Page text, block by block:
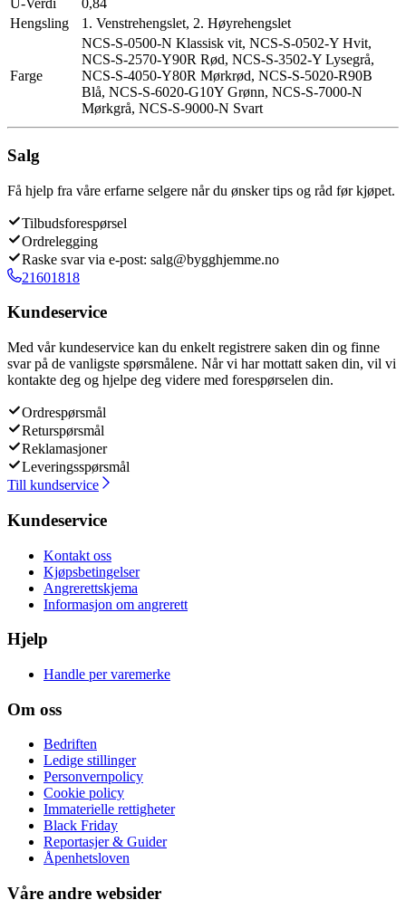
U-Verdi
0,84
Hengsling
1. Venstrehengslet, 2. Høyrehengslet
Farge
NCS-S-0500-N Klassisk vit, NCS-S-0502-Y Hvit,
NCS-S-2570-Y90R Rød, NCS-S-3502-Y Lysegrå,
NCS-S-4050-Y80R Mørkrød, NCS-S-5020-R90B
Blå, NCS-S-6020-G10Y Grønn, NCS-S-7000-N
Mørkgrå, NCS-S-9000-N Svart
Salg
Få hjelp fra våre erfarne selgere når du ønsker tips og råd før kjøpet.
Tilbudsforespørsel
Ordrelegging
Raske svar via e-post: salg@bygghjemme.no
21601818
Kundeservice
Med vår kundeservice kan du enkelt registrere saken din og finne
svar på de vanligste spørsmålene. Når vi har mottatt saken din, vil vi
kontakte deg og hjelpe deg videre med forespørselen din.
Ordrespørsmål
Returspørsmål
Reklamasjoner
Leveringsspørsmål
Till kundservice
Kundeservice
Kontakt oss
Kjøpsbetingelser
Angrerettskjema
Informasjon om angrerett
Hjelp
Handle per varemerke
Om oss
Bedriften
Ledige stillinger
Personvernpolicy
Cookie policy
Immaterielle rettigheter
Black Friday
Reportasjer & Guider
Åpenhetsloven
Våre andre websider